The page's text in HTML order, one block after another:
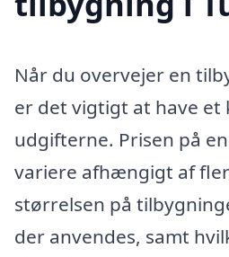
Når du overvejer en
er det vigtigt at have et
udgifterne. Prisen på
variere afhængigt af
størrelsen på
der anvendes, samt